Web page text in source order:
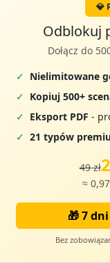
💎
Odblokuj
Dołącz do
✓ Nielimitowane
✓ Kopiuj 500+
✓ Eksport PDF -
✓ 21 typów
49 zł
≈
🎁 7
Bez